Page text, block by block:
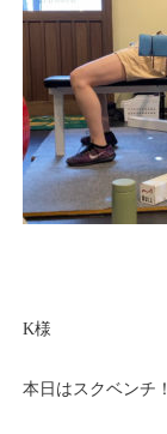
K様
本日はスクベンチ！